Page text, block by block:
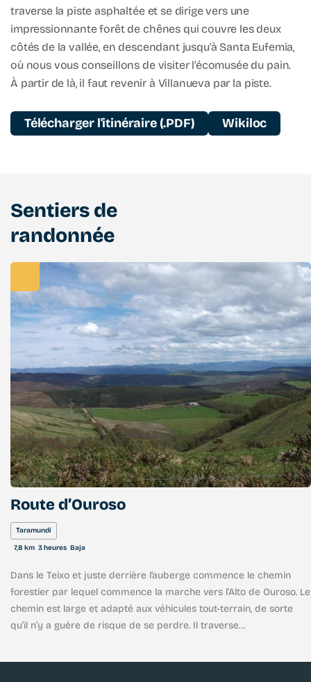
traverse la piste asphaltée et se dirige vers une
impressionnante forêt de chênes qui couvre les deux
côtés de la vallée, en descendant jusqu’à Santa Eufemia,
où nous vous conseillons de visiter l’écomusée du pain.
À partir de là, il faut revenir à Villanueva par la piste.
Télécharger l'itinéraire (.PDF) Wikiloc
Sentiers de
randonnée
Route d’Ouroso
Taramundi
7,8 km 3 heures Baja
Dans le Teixo et juste derrière l’auberge commence le chemin
forestier par lequel commence la marche vers l’Alto de Ouroso. Le
chemin est large et adapté aux véhicules tout-terrain, de sorte
qu’il n’y a guère de risque de se perdre. Il traverse